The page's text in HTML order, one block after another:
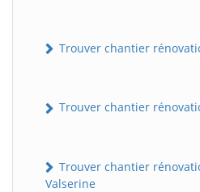
Trouver chantier
Trouver chantier
Trouver chantier
Valserine